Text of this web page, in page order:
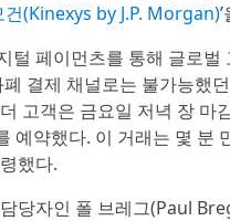
건(Kinexys by J.P. Morgan)
털 페이먼츠를 통해 글로
결제 채널로는 불가능했
고객은 금요일 저녁 장
예약했다. 이 거래는 몇
했다.
당자인 폴 브레그(Paul